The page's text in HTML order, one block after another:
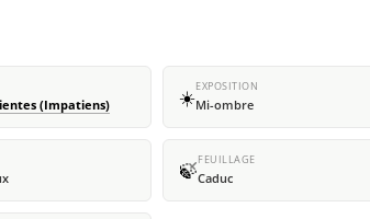
(Impatiens) ☀️EXPOSITION
Mi-ombre
🍃FEUILLAGE
Caduc